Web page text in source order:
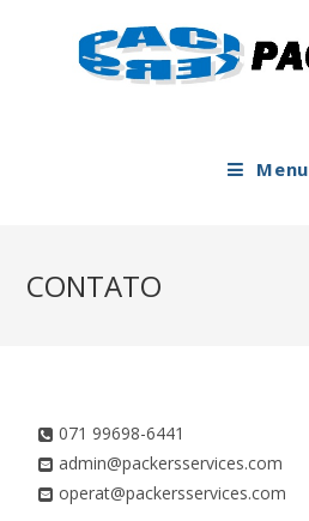
Menu
CONTATO
071 99698-6441
admin@packersservices.com
operat@packersservices.com